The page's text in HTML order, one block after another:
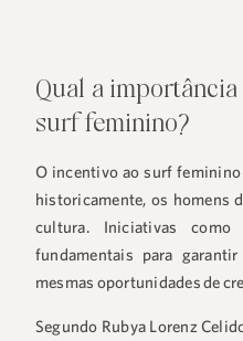
Qual a
surf feminino?
O incentivo ao surf
historicamente, os homens
cultura. Iniciativas
fundamentais para
mesmas oportunidades de
Segundo Rubya Lorenz